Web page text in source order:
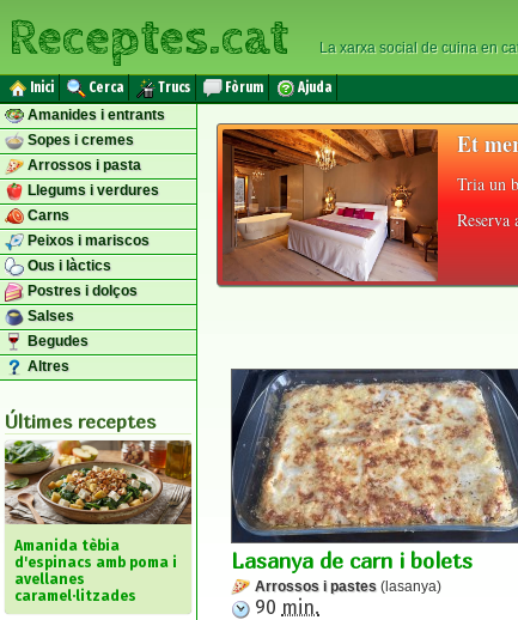
Receptes.cat La xarxa social de cuina en
Inici Cerca Trucs Fòrum Ajuda
Amanides i entrants
Sopes i cremes
Arrossos i pasta
Llegums i verdures
Carns
Peixos i mariscos
Ous i làctics
Postres i dolços
Salses
Begudes
Altres
Últimes receptes
Amanida tèbia
d'espinacs amb poma i
avellanes
caramel·litzades
Et
Tria un
Reserva
Lasanya de carn i bolets
Arrossos i pastes (lasanya)
90 min.